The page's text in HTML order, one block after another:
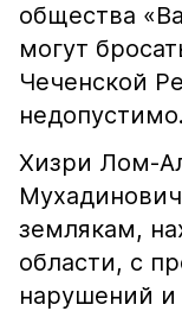
общества
могут
Чеченской
недопустимо.
Хизри Лом-
землякам,
области, с
нарушений и